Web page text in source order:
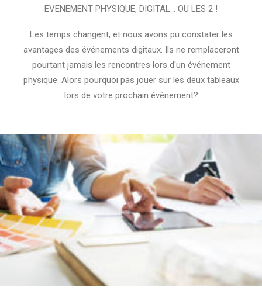
EVENEMENT PHYSIQUE, DIGITAL... OU LES 2 !
Les temps changent, et nous avons pu constater les
avantages des événements digitaux. Ils ne remplaceront
pourtant jamais les rencontres lors d'un événement
physique. Alors pourquoi pas jouer sur les deux tableaux
lors de votre prochain événement?